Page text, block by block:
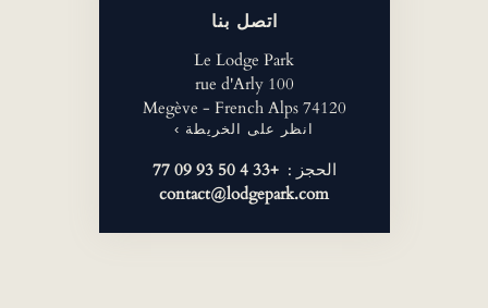
اتصل بنا
Le Lodge Park
100 rue d'Arly
74120 Megève - French Alps
انظر على الخريطة ›
الحجز :+33 4 50 93 09 77
contact@lodgepark.com